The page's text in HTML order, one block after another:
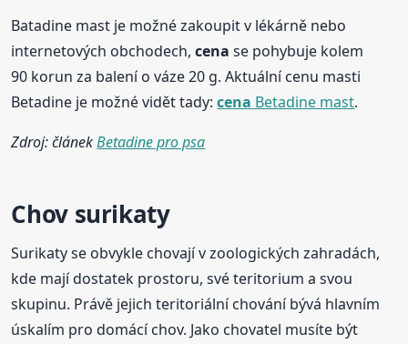
Batadine mast je možné zakoupit v lékárně nebo
internetových obchodech,cena se pohybuje kolem
90 korun za balení o váze 20 g. Aktuální cenu masti
Betadine je možné vidět tady:cena Betadine mast.
Zdroj: článekBetadine pro psa
Chov surikaty
Surikaty se obvykle chovají v zoologických zahradách,
kde mají dostatek prostoru, své teritorium a svou
skupinu. Právě jejich teritoriální chování bývá hlavním
úskalím pro domácí chov. Jako chovatel musíte být